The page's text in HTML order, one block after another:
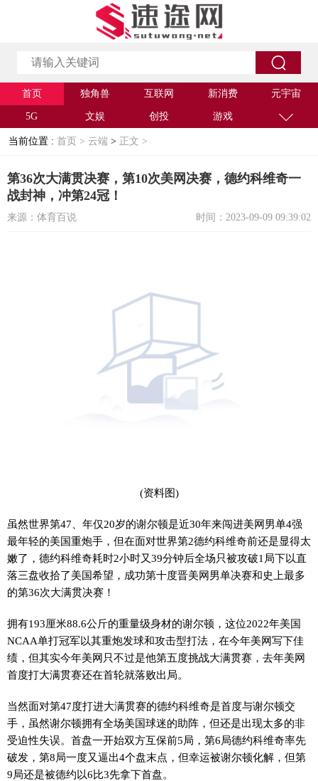
首页 独角兽 互联网 新消费 元宇宙
5G 文娱 创投 游戏
当前位置 : 首页 > 云端 > 正文 >
第36次大满贯决赛，第10次美网决赛，德约科维奇一
战封神，冲第24冠！
来源：体育百说 时间：2023-09-09 09:39:02
(资料图)
虽然世界第47、年仅20岁的谢尔顿是近30年来闯进美网男单4强
最年轻的美国重炮手，但在面对世界第2德约科维奇前还是显得太
嫩了，德约科维奇耗时2小时又39分钟后全场只被攻破1局下以直
落三盘收拾了美国希望，成功第十度晋美网男单决赛和史上最多
的第36次大满贯决赛！
拥有193厘米88.6公斤的重量级身材的谢尔顿，这位2022年美国
NCAA单打冠军以其重炮发球和攻击型打法，在今年美网写下佳
绩，但其实今年美网只不过是他第五度挑战大满贯赛，去年美网
首度打大满贯赛还在首轮就落败出局。
当然面对第47度打进大满贯赛的德约科维奇是首度与谢尔顿交
手，虽然谢尔顿拥有全场美国球迷的助阵，但还是出现太多的非
受迫性失误。首盘一开始双方互保前5局，第6局德约科维奇率先
破发，第8局一度又逼出4个盘末点，但幸运被谢尔顿化解，但第
9局还是被德约以6比3先拿下首盘。